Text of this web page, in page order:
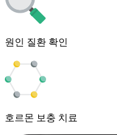
원인 질환 확인
호르몬 보충 치료